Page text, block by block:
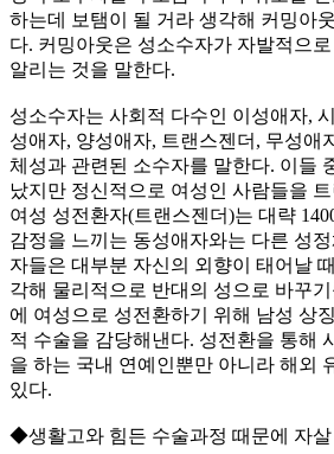
하는데 보탬이 될 거라 생각해 커밍아
다. 커밍아웃은 성소수자가 자발적으
알리는 것을 말한다.
성소수자는 사회적 다수인 이성애자,
성애자, 양성애자, 트랜스젠더, 무성애
체성과 관련된 소수자를 말한다. 이들
났지만 정신적으로 여성인 사람들을
여성 성전환자(트랜스젠더)는 대략
감정을 느끼는 동성애자와는 다른 성
자들은 대부분 자신의 외향이 태어날
각해 물리적으로 반대의 성으로 바꾸
에 여성으로 성전환하기 위해 남성 상
적 수술을 감당해낸다. 성전환을 통해
을 하는 국내 연예인뿐만 아니라 해외
있다.
◆생활고와 힘든 수술과정 때문에 자